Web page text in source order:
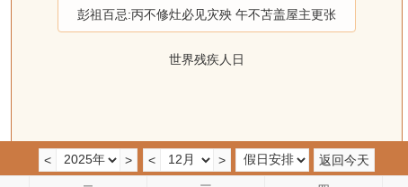
彭祖百忌:丙不修灶必见灾殃 午不苫盖屋主更张
世界残疾人日